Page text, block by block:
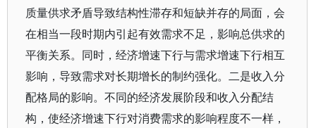
质量供求矛盾导致结构性滞存和短缺并存的局面，会
在相当一段时期内引起有效需求不足，影响总供求的
平衡关系。同时，经济增速下行与需求增速下行相互
影响，导致需求对长期增长的制约强化。二是收入分
配格局的影响。不同的经济发展阶段和收入分配结
构，使经济增速下行对消费需求的影响程度不一样，